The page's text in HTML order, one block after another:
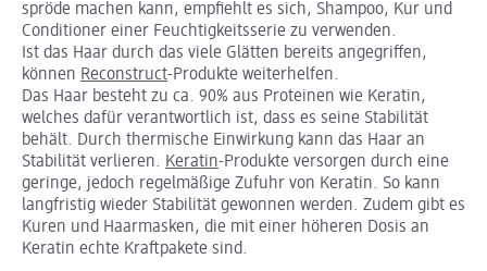
spröde machen kann, empfiehlt es sich, Shampoo, Kur und
Conditioner einer Feuchtigkeitsserie zu verwenden.
Ist das Haar durch das viele Glätten bereits angegriffen,
können Reconstruct-Produkte weiterhelfen.
Das Haar besteht zu ca. 90% aus Proteinen wie Keratin,
welches dafür verantwortlich ist, dass es seine Stabilität
behält. Durch thermische Einwirkung kann das Haar an
Stabilität verlieren. Keratin-Produkte versorgen durch eine
geringe, jedoch regelmäßige Zufuhr von Keratin. So kann
langfristig wieder Stabilität gewonnen werden. Zudem gibt es
Kuren und Haarmasken, die mit einer höheren Dosis an
Keratin echte Kraftpakete sind.